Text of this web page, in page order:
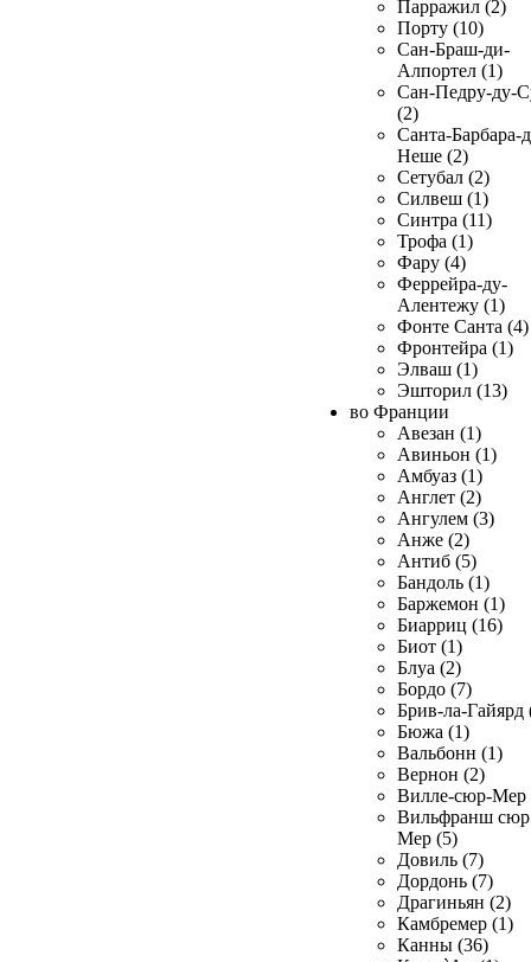
Парражил (2)
Порту (10)
Сан-Браш-ди-
Алпортел (1)
Сан-Педру-ду-
(2)
Санта-Барбара-
Неше (2)
Сетубал (2)
Силвеш (1)
Синтра (11)
Трофа (1)
Фару (4)
Феррейра-ду-
Алентежу (1)
Фонте Санта (4)
Фронтейра (1)
Элваш (1)
Эшторил (13)
во Франции
Авезан (1)
Авиньон (1)
Амбуаз (1)
Англет (2)
Ангулем (3)
Анже (2)
Антиб (5)
Бандоль (1)
Баржемон (1)
Биарриц (16)
Биот (1)
Блуа (2)
Бордо (7)
Брив-ла-Гайярд
Бюжа (1)
Вальбонн (1)
Вернон (2)
Вилле-сюр-Мер
Вильфранш сюр
Мер (5)
Довиль (7)
Дордонь (7)
Драгиньян (2)
Камбремер (1)
Канны (36)